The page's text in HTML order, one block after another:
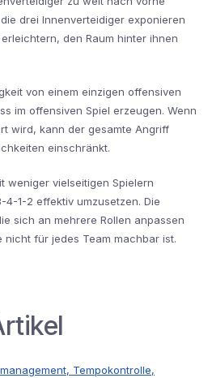
drei Innenverteidiger exponieren
den Raum hinter ihnen
von einem einzigen offensiven
im offensiven Spiel erzeugen. Wenn
wird, kann der gesamte Angriff
einschränkt.
weniger vielseitigen Spielern
1-2 effektiv umzusetzen. Die
sich an mehrere Rollen anpassen
für jedes Team machbar ist.
Tempokontrolle,